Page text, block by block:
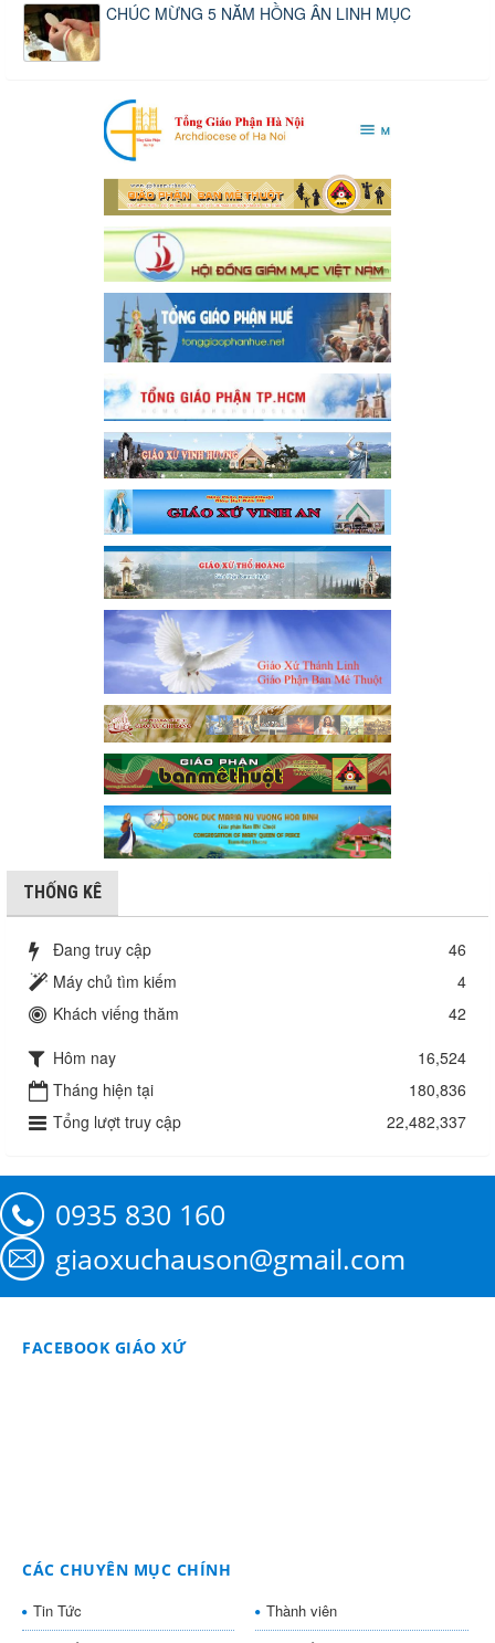
CHÚC MỪNG 5 NĂM HỒNG ÂN LINH MỤC
THỐNG KÊ
Đang truy cập
46
Máy chủ tìm kiếm
4
Khách viếng thăm
42
Hôm nay
16,524
Tháng hiện tại
180,836
Tổng lượt truy cập
22,482,337
0935 830 160
giaoxuchauson@gmail.com
FACEBOOK GIÁO XỨ
CÁC CHUYÊN MỤC CHÍNH
Tin Tức
Thành viên